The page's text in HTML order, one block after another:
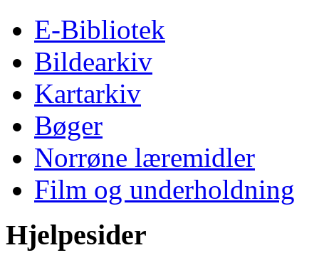
E-Bibliotek
Bildearkiv
Kartarkiv
Bøger
Norrøne læremidler
Film og underholdning
Hjelpesider